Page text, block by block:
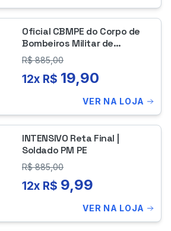
Oficial CBMPE do Corpo de
Bombeiros Militar de
Pernambuco
R$885,00
12x R$ 19,90
VER NA LOJA
INTENSIVO Reta Final |
Soldado PM PE
R$885,00
12x R$ 9,99
VER NA LOJA